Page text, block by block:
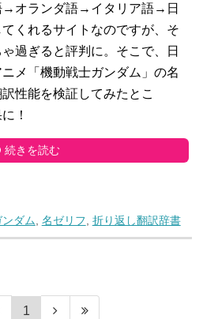
→オランダ語→イタリア語→日
くれるサイトなのですが、そ
過ぎると評判に。そこで、日
メ「機動戦士ガンダム」の名
性能を検証してみたとこ
！
続きを読む
ンダム 名ゼリフ 折り返し翻訳辞書
1